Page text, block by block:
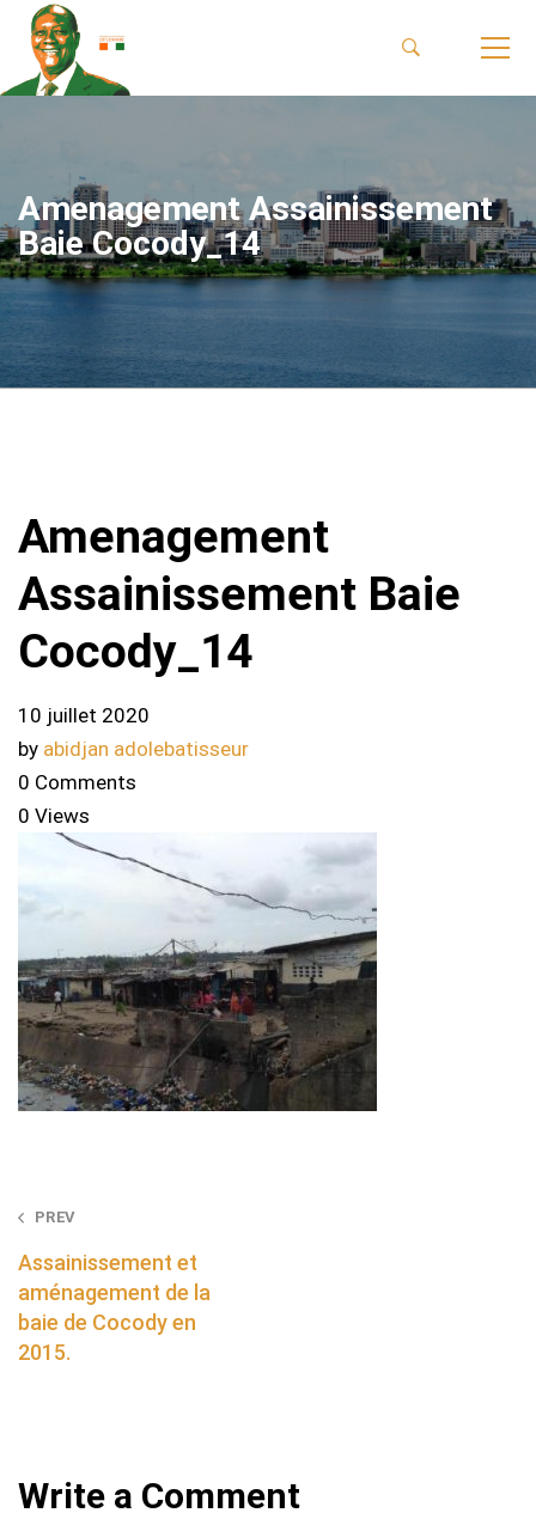
Amenagement Assainissement
Baie Cocody_14
Amenagement
Assainissement Baie
Cocody_14
10 juillet 2020
by abidjan adolebatisseur
0 Comments
0 Views
Post
navigation
PREV
Assainissement et
aménagement de la
baie de Cocody en
2015.
Write a Comment